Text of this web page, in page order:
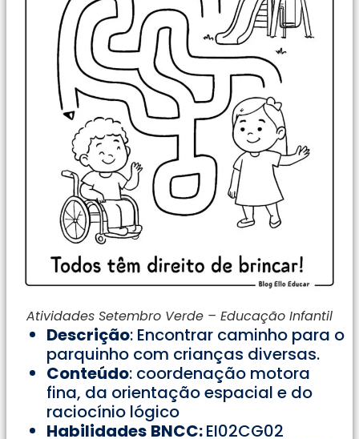
Atividades Setembro Verde – Educação Infantil
Descrição: Encontrar caminho para o
parquinho com crianças diversas.
Conteúdo: coordenação motora
fina, da orientação espacial e do
raciocínio lógico
Habilidades BNCC:EI02CG02